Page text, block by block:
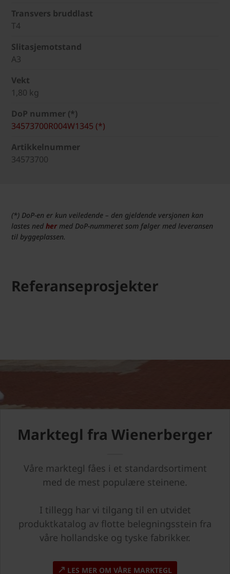
Transvers bruddlast
T4
Slitasjemotstand
A3
Vekt
1,80 kg
DoP nummer (*)
34573700R004W1345 (*)
Artikkelnummer
34573700
(*) DoP-en er kun veiledende – den gjeldende versjonen kan
lastes ned her med DoP-nummeret som følger med leveransen
til byggeplassen.
Referanseprosjekter
Marktegl fra Wienerberger
Våre marktegl fåes i et standardsortiment
med de mest populære steinene.
I tillegg har vi tilgang til en utvidet
produktkatalog av flotte belegningsstein fra
våre hollandske og tyske fabrikker.
LES MER OM VÅRE MARKTEGL